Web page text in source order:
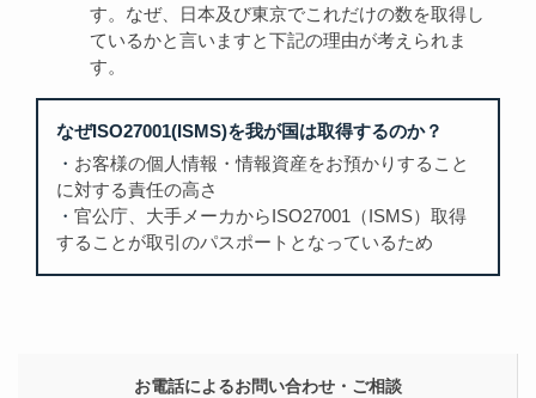
す。なぜ、日本及び東京でこれだけの数を取得し
ているかと言いますと下記の理由が考えられま
す。
なぜISO27001(ISMS)を我が国は取得するのか？
お客様の個人情報・情報資産をお預かりすること
に対する責任の高さ
官公庁、大手メーカからISO27001（ISMS）取得
することが取引のパスポートとなっているため
お電話によるお問い合わせ・ご相談